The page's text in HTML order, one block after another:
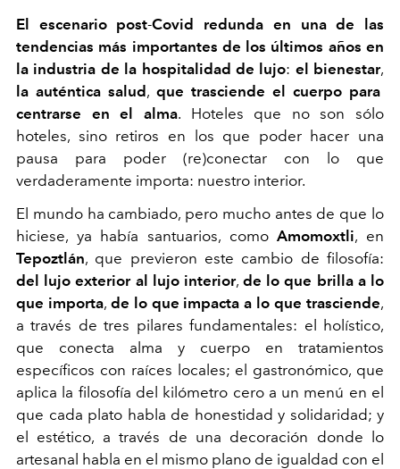
El escenario post-Covid redunda en una de las
tendencias más importantes de los últimos años en
la industria de la hospitalidad de lujo: el bienestar,
la auténtica salud, que trasciende el cuerpo para
centrarse en el alma. Hoteles que no son sólo
hoteles, sino retiros en los que poder hacer una
pausa para poder (re)conectar con lo que
verdaderamente importa: nuestro interior.
El mundo ha cambiado, pero mucho antes de que lo
hiciese, ya había santuarios, comoAmomoxtli, en
Tepoztlán, que previeron este cambio de filosofía:
del lujo exterior al lujo interior,de lo que brilla a lo
que importa, de lo que impacta a lo que trasciende,
a través de tres pilares fundamentales: el holístico,
que conecta alma y cuerpo en tratamientos
específicos con raíces locales; el gastronómico, que
aplica la filosofía del kilómetro cero a un menú en el
que cada plato habla de honestidad y solidaridad; y
el estético, a través de una decoración donde lo
artesanal habla en el mismo plano de igualdad con el